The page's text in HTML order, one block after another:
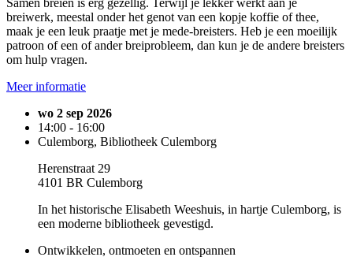
Samen breien is erg gezellig. Terwijl je lekker werkt aan je
breiwerk, meestal onder het genot van een kopje koffie of thee,
maak je een leuk praatje met je mede-breisters. Heb je een moeilijk
patroon of een of ander breiprobleem, dan kun je de andere breisters
om hulp vragen.
Meer informatie
wo 2 sep 2026
14:00 - 16:00
Culemborg, Bibliotheek Culemborg
Herenstraat 29
4101 BR Culemborg
In het historische Elisabeth Weeshuis, in hartje Culemborg, is
een moderne bibliotheek gevestigd.
Ontwikkelen, ontmoeten en ontspannen